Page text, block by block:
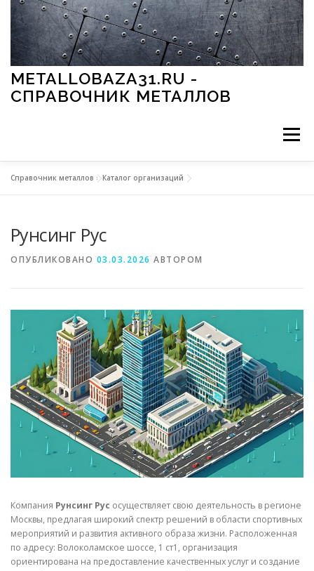
Перейти к содержимому
METALLOBAZA31.RU -
СПРАВОЧНИК МЕТАЛЛОВ
Меню
МЕТАЛЛЫ И ОКРУЖАЮЩАЯ СРЕДА
СВОЙСТВА МЕТАЛЛОВ СОРТА МЕТАЛЛОВ
СТАТЬИ
Справочник металлов »Каталог организаций
Рунсинг Рус
ОПУБЛИКОВАНО 03.03.2026 АВТОРОМ
Компания Рунсинг Рус осуществляет свою деятельность в регионе
Москвы, предлагая широкий спектр решений в области спортивных
мероприятий и развития активного образа жизни. Расположенная
по адресу: Волоколамское шоссе, 1 ст1, организация
ориентирована на предоставление качественных услуг и создание